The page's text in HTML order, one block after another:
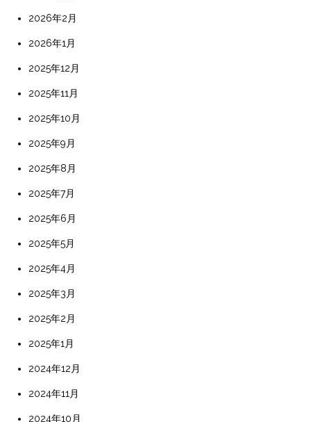
2026年2月
2026年1月
2025年12月
2025年11月
2025年10月
2025年9月
2025年8月
2025年7月
2025年6月
2025年5月
2025年4月
2025年3月
2025年2月
2025年1月
2024年12月
2024年11月
2024年10月